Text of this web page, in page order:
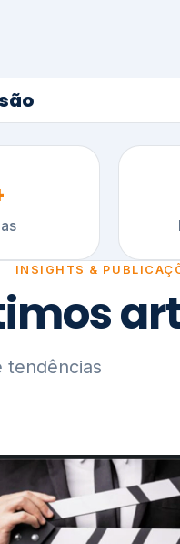
INSIGHTS &
tendências